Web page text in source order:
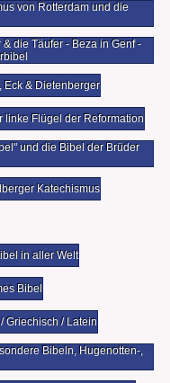
von Rotterdam und die
die Täufer - Beza in Genf -
Eck & Dietenberger
linke Flügel der Reformation
und die Bibel der Brüder
Katechismus
in aller Welt
Bibel
Griechisch / Latein
Bibeln, Hugenotten-,